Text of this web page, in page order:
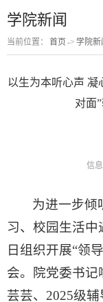
学院新闻
当前位置： 首页 -> 学院新
以生为本听心声
对面
信息
为进一步倾
习、校园生活
日组织开展“领
会。院党委书记
芸芸、2025级辅